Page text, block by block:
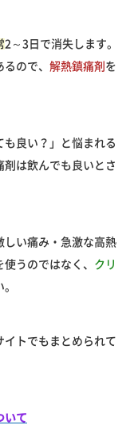
2～3日で消失します。
ので、 解熱鎮痛剤 を
も良い？」と悩まれる
は飲んでも良いとさ
しい痛み・急激な高熱
うのではなく、 クリ
イトでもまとめられて
いて